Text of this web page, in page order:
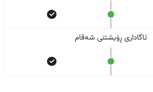
ئاگاداری ڕۆیشتنی شەقام